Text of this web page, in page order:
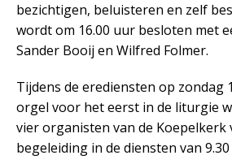
bezichtigen, beluisteren en zelf
wordt om 16.00 uur besloten met
Sander Booij en Wilfred Folmer.
Tijdens de erediensten op zondag
orgel voor het eerst in de liturgie
vier organisten van de Koepelkerk
begeleiding in de diensten van